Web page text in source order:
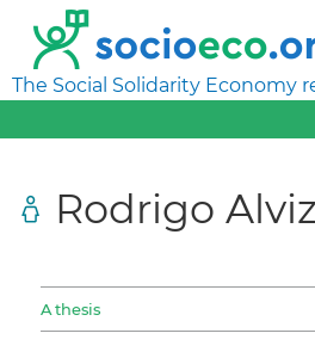
The Social Solidarity Economy
Rodrigo
A thesis